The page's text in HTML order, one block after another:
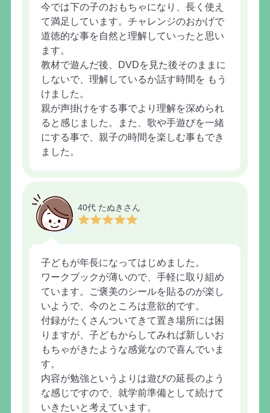
今では下の子のおもちゃになり、長く使え
て満足しています。チャレンジのおかげで
道徳的な事を自然と理解していったと思い
ます。
教材で遊んだ後、DVDを見た後そのままに
しないで、理解しているか話す時間を もう
けました。
親が声掛けをする事でより理解を深められ
ると感じました。また、歌や手遊びを一緒
にする事で、親子の時間を楽しむ事もでき
ました。
40代 たぬきさん
子どもが年長になってはじめました。
ワークブックが薄いので、手軽に取り組め
ています。ご褒美のシールを貼るのが楽し
いようで、今のところは意欲的です。
付録がたくさんついてきて置き場所には困
りますが、子どもからしてみれば新しいお
もちゃがきたような感覚なので喜んでいま
す。
内容が勉強というよりは遊びの延長のよう
な感じですので、就学前準備として続けて
いきたいと考えています。